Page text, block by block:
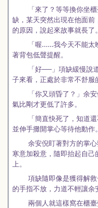
「來了？等等換你坐
缺，某天突然出現在他面
的原因，說起來故事就長了。
「喔……我今天不能太
著背包低聲提醒。
「好──」項缺緩慢說
子來看，正處於非常不舒服
「你又頭昏了？」余
氣比剛才更低了許多。
「簡直快死了，知道
並伸手攤開掌心等待他動作。
余安倪盯著對方的掌
寒意加殺意，隨即抬起自
上。
項缺隨即像是獲得解
的手指不放，力道不輕讓余
兩個人就這樣窩在櫃